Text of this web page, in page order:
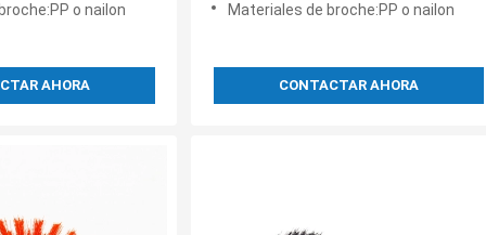
o nailon
AHORA
Materiales de broche:PP o nailon
CONTACTAR AHORA